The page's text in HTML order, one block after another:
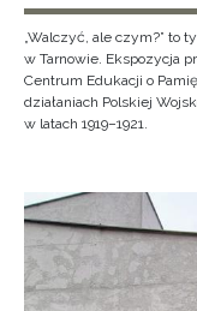
„Walczyć, ale czym?” to
w Tarnowie. Ekspozycja
Centrum Edukacji o
działaniach Polskiej
w latach 1919–1921.